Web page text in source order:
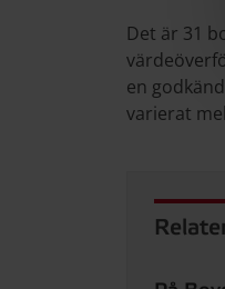
Det är 31
en
varierat